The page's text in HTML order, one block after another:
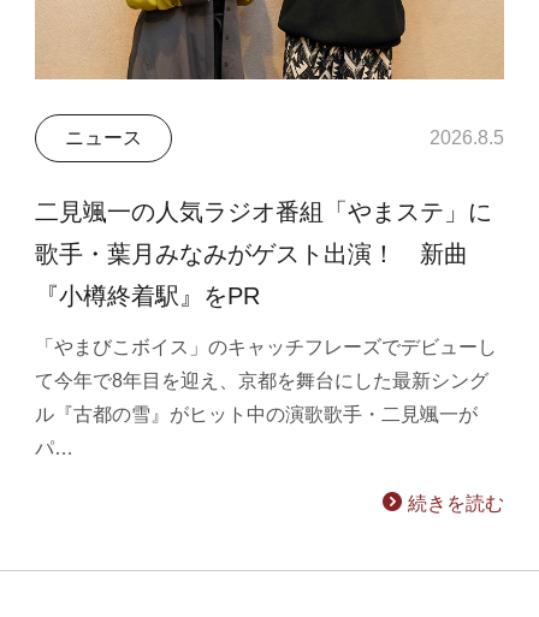
ニュース 2026.8.5
二見颯一の人気ラジオ番組「やまステ」に
歌手・葉月みなみがゲスト出演！ 新曲
『小樽終着駅』をPR
「やまびこボイス」のキャッチフレーズでデビューし
て今年で8年目を迎え、京都を舞台にした最新シング
ル『古都の雪』がヒット中の演歌歌手・二見颯一が
パ…
続きを読む